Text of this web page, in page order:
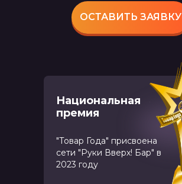
ОСТАВИТЬ ЗАЯВКУ
Национальная
премия
"Товар Года" присвоена
сети "Руки Вверх! Бар" в
2023 году